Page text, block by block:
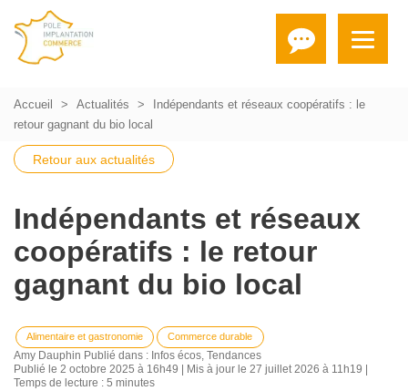
Accueil Actualités
Indépendants et réseaux coopératifs : le
retour gagnant du bio local
Retour aux actualités
Indépendants et réseaux
coopératifs : le retour
gagnant du bio local
Alimentaire et gastronomie Commerce durable
Amy Dauphin Publié dans : Infos écos, Tendances
Publié le 2 octobre 2025 à 16h49 | Mis à jour le 27 juillet 2026 à 11h19 |
Temps de lecture : 5 minutes